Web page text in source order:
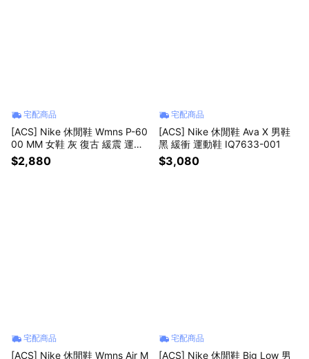
宅配商品
[ACS] Nike 休閒鞋 Wmns P-60
00 MM 女鞋 灰 復古 緩震 運動
鞋 IV2501-001
$2,880
宅配商品
[ACS] Nike 休閒鞋 Ava X 男鞋
黑 緩衝 運動鞋 IQ7633-001
$3,080
宅配商品
[ACS] Nike 休閒鞋 Wmns Air M
宅配商品
[ACS] Nike 休閒鞋 Big Low 男